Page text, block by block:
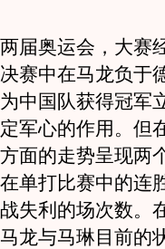
奥运会，大赛
赛中在马龙负于
中国队获得冠军
军心的作用。但
面的走势呈现两
单打比赛中的连
失利的场次数。
龙与马琳目前的